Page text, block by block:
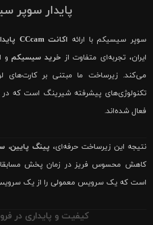
پایدار سوپر
سوپر سیسیکم با ارائه اکانت CCcam پایدار
ایران، تجربه‌ای متفاوت از خرید سیسیکمو
می‌کند. زیرساخت ما مبتنی بر کارت‌های
تکنولوژی‌های پیشرفته شیرینگ است که
فعال شده‌اند.
نتیجه این زیرساخت حرفه‌ای، پینگ پایین،
کاهش محسوس فریز در زمان پخش
است که یک سرویس معمولی را از یک
کیفیت و پایداری در